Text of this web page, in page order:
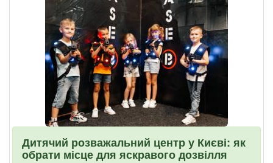
Дитячий розважальний центр у Києві: як
обрати місце для яскравого дозвілля